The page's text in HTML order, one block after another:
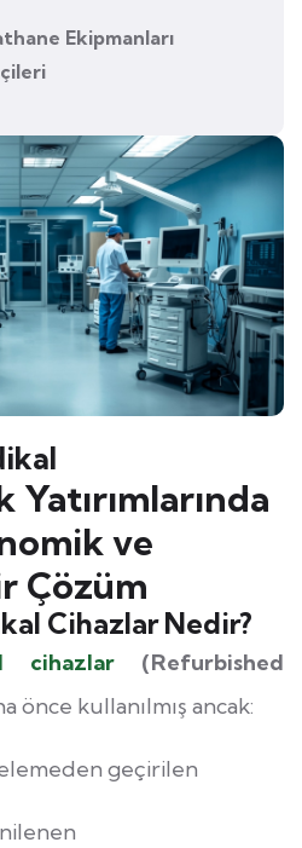
Ekipmanları
Yatırımlarında
ve
Çözüm
Cihazlar Nedir?
cihazlar (Refurbished
önce kullanılmış ancak:
geçirilen